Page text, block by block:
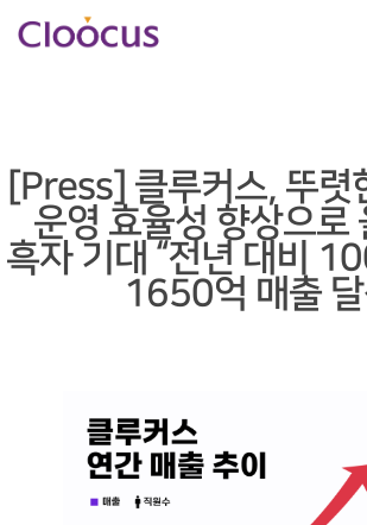
[Press] 클루커스, 뚜렷
운영 효율성 향상으로
흑자 기대 “전년 대비
1650억 매출 달